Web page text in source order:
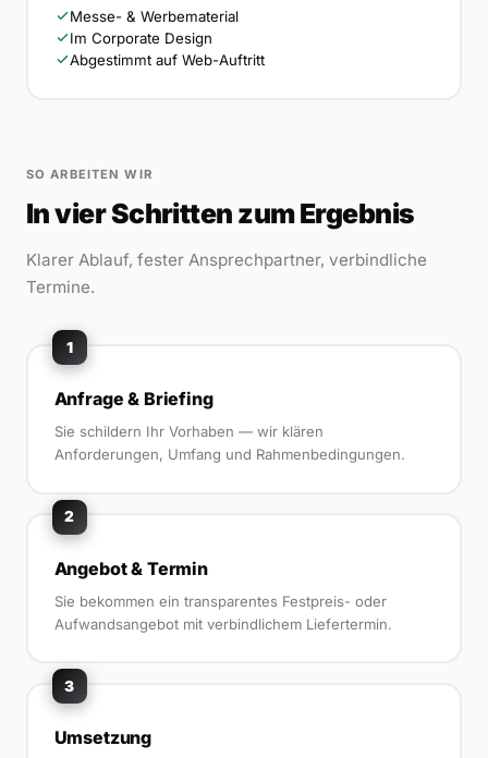
Messe- & Werbematerial
Im Corporate Design
Abgestimmt auf Web-Auftritt
SO ARBEITEN WIR
In vier Schritten zum Ergebnis
Klarer Ablauf, fester Ansprechpartner, verbindliche
Termine.
1
Anfrage & Briefing
Sie schildern Ihr Vorhaben — wir klären
Anforderungen, Umfang und Rahmenbedingungen.
2
Angebot & Termin
Sie bekommen ein transparentes Festpreis- oder
Aufwandsangebot mit verbindlichem Liefertermin.
3
Umsetzung